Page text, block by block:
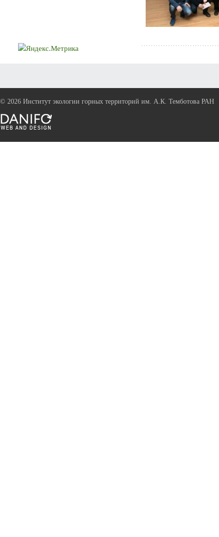
© 2026 Институт экологии горных территорий им. А.К. Темботова РАН